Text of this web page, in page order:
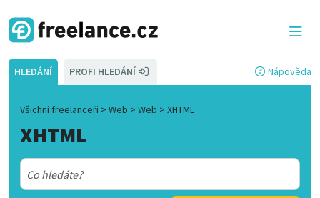
HLEDÁNÍ PROFI HLEDÁNÍ Nápověda
Všichni freelanceři > Web > Web > XHTML
XHTML